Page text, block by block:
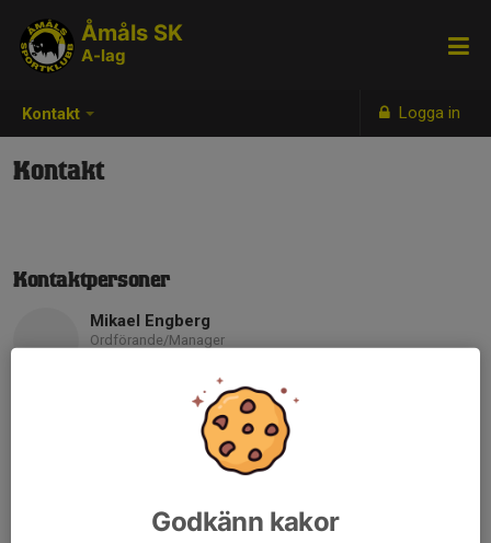
Kontakt Logga in
Åmåls SK
A-lag
Kontakt
Kontaktpersoner
Mikael Engberg
Ordförande/Manager
engan31@live.se
Godkänn kakor